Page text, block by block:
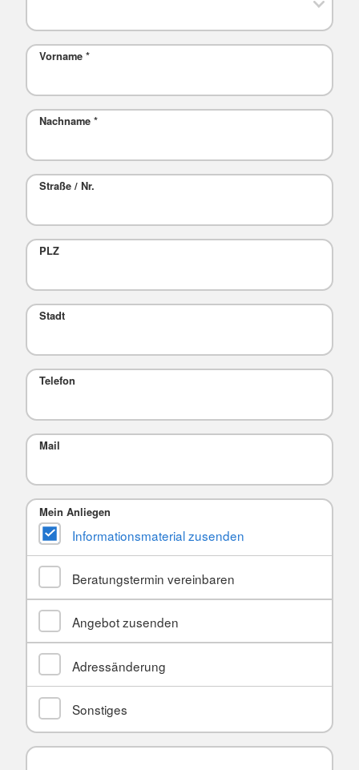
Vorname *
Nachname *
Straße / Nr.
PLZ
Stadt
Telefon
Mail
Mein Anliegen
Informationsmaterial zusenden
Beratungstermin vereinbaren
Angebot zusenden
Adressänderung
Sonstiges